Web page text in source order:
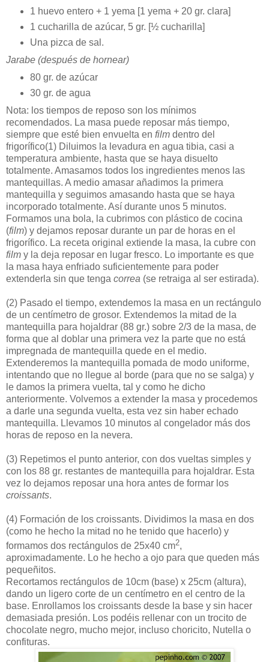
1 huevo entero + 1 yema [1 yema + 20 gr. clara]
1 cucharilla de azúcar, 5 gr. [½ cucharilla]
Una pizca de sal.
Jarabe (después de hornear)
80 gr. de azúcar
30 gr. de agua
Nota: los tiempos de reposo son los mínimos
recomendados. La masa puede reposar más tiempo,
siempre que esté bien envuelta en film dentro del
frigorífico(1) Diluimos la levadura en agua tibia, casi a
temperatura ambiente, hasta que se haya disuelto
totalmente. Amasamos todos los ingredientes menos las
mantequillas. A medio amasar añadimos la primera
mantequilla y seguimos amasando hasta que se haya
incorporado totalmente. Así durante unos 5 minutos.
Formamos una bola, la cubrimos con plástico de cocina
(film) y dejamos reposar durante un par de horas en el
frigorífico. La receta original extiende la masa, la cubre con
film y la deja reposar en lugar fresco. Lo importante es que
la masa haya enfriado suficientemente para poder
extenderla sin que tenga correa (se retraiga al ser estirada).
(2) Pasado el tiempo, extendemos la masa en un rectángulo
de un centímetro de grosor. Extendemos la mitad de la
mantequilla para hojaldrar (88 gr.) sobre 2/3 de la masa, de
forma que al doblar una primera vez la parte que no está
impregnada de mantequilla quede en el medio.
Extenderemos la mantequilla pomada de modo uniforme,
intentando que no llegue al borde (para que no se salga) y
le damos la primera vuelta, tal y como he dicho
anteriormente. Volvemos a extender la masa y procedemos
a darle una segunda vuelta, esta vez sin haber echado
mantequilla. Llevamos 10 minutos al congelador más dos
horas de reposo en la nevera.
(3) Repetimos el punto anterior, con dos vueltas simples y
con los 88 gr. restantes de mantequilla para hojaldrar. Esta
vez lo dejamos reposar una hora antes de formar los
croissants.
(4) Formación de los croissants. Dividimos la masa en dos
(como he hecho la mitad no he tenido que hacerlo) y
formamos dos rectángulos de 25x40 cm2,
aproximadamente. Lo he hecho a ojo para que queden más
pequeñitos.
Recortamos rectángulos de 10cm (base) x 25cm (altura),
dando un ligero corte de un centímetro en el centro de la
base. Enrollamos los croissants desde la base y sin hacer
demasiada presión. Los podéis rellenar con un trocito de
chocolate negro, mucho mejor, incluso choricito, Nutella o
confituras.